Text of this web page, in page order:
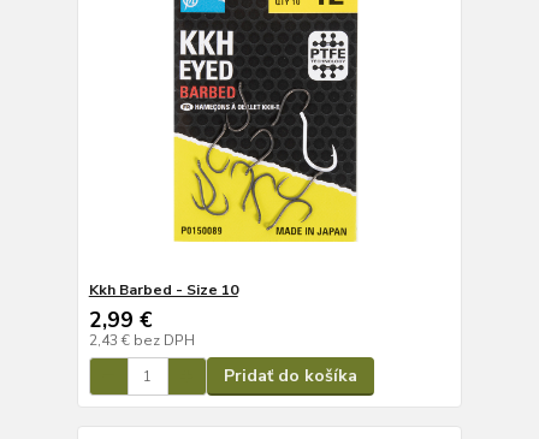
Kkh Barbed - Size 10
2,99 €
2,43 € bez DPH
Pridať do košíka